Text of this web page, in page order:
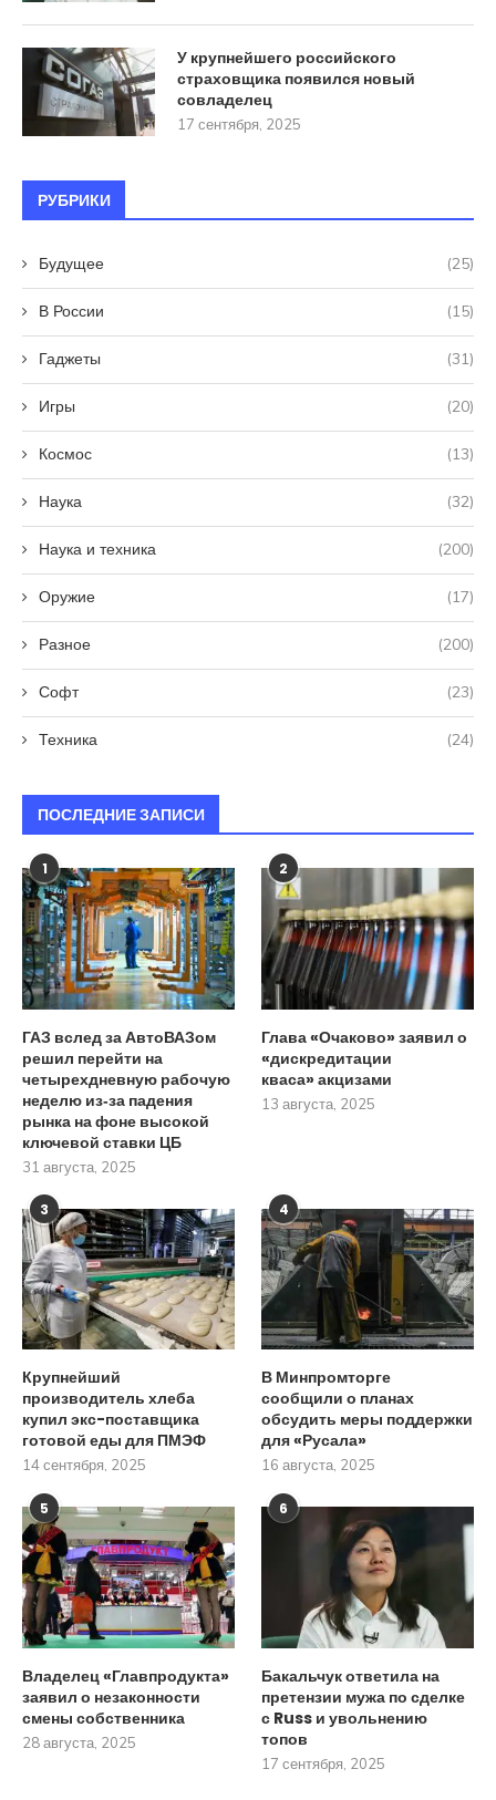
У крупнейшего российского
страховщика появился новый
совладелец
17 сентября, 2025
РУБРИКИ
Будущее (25)
В России (15)
Гаджеты (31)
Игры (20)
Космос (13)
Наука (32)
Наука и техника (200)
Оружие (17)
Разное (200)
Софт (23)
Техника (24)
ПОСЛЕДНИЕ ЗАПИСИ
1
ГАЗ вслед за АвтоВАЗом
решил перейти на
четырехдневную рабочую
неделю из‑за падения
рынка на фоне высокой
ключевой ставки ЦБ
31 августа, 2025
2
Глава «Очаково» заявил о
«дискредитации
кваса» акцизами
13 августа, 2025
3
Крупнейший
производитель хлеба
купил экс-поставщика
готовой еды для ПМЭФ
14 сентября, 2025
4
В Минпромторге
сообщили о планах
обсудить меры поддержки
для «Русала»
16 августа, 2025
5
Владелец «Главпродукта»
заявил о незаконности
смены собственника
28 августа, 2025
6
Бакальчук ответила на
претензии мужа по сделке
с Russ и увольнению
топов
17 сентября, 2025